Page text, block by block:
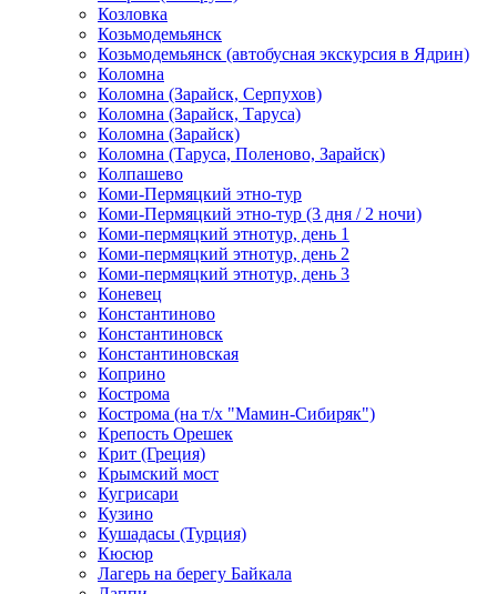
Козловка
Козьмодемьянск
Козьмодемьянск (автобусная экскурсия в Ядрин)
Коломна
Коломна (Зарайск, Серпухов)
Коломна (Зарайск, Таруса)
Коломна (Зарайск)
Коломна (Таруса, Поленово, Зарайск)
Колпашево
Коми-Пермяцкий этно-тур
Коми-Пермяцкий этно-тур (3 дня / 2 ночи)
Коми-пермяцкий этнотур, день 1
Коми-пермяцкий этнотур, день 2
Коми-пермяцкий этнотур, день 3
Коневец
Константиново
Константиновск
Константиновская
Коприно
Кострома
Кострома (на т/х "Мамин-Сибиряк")
Крепость Орешек
Крит (Греция)
Крымский мост
Кугрисари
Кузино
Кушадасы (Турция)
Кюсюр
Лагерь на берегу Байкала